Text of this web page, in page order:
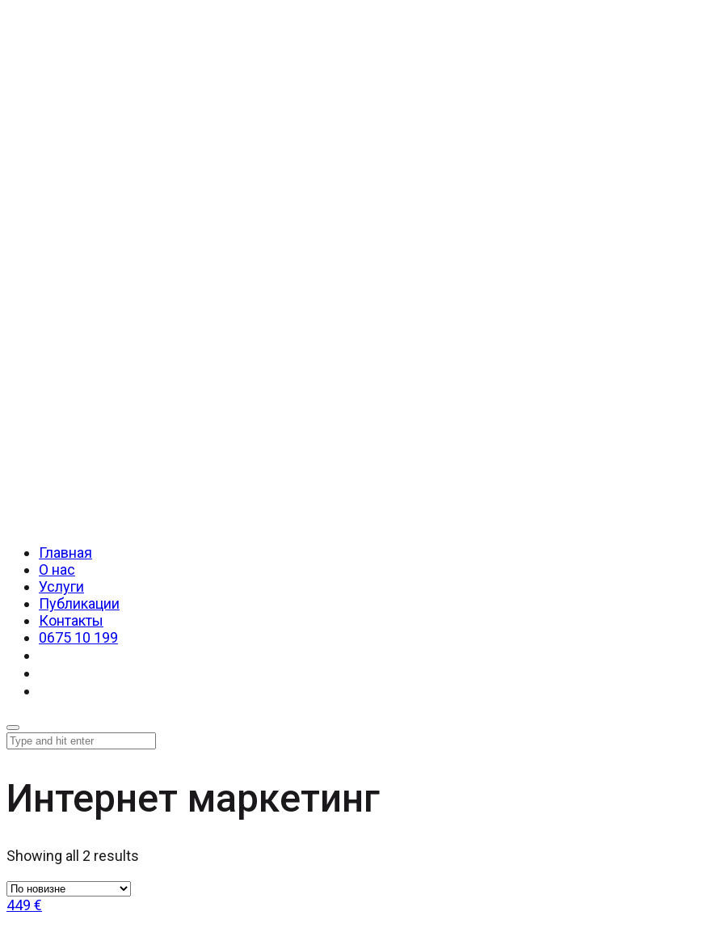
Главная
О нас
Услуги
Публикации
Контакты
0675 10 199
Интернет маркетинг
Showing all 2 results
449 €